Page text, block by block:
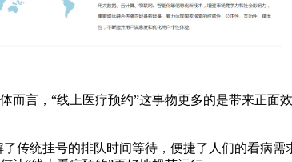
，“线上医疗预约”这事物更多的是带来正面
统挂号的排队时间等待，便捷了人们的看病